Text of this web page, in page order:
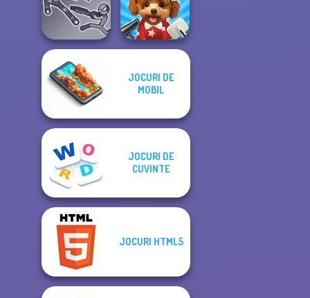
Sudoku Royal
OMG Word
Rainbow
Stick Duel: Battle
Hero
JOCURI DE
MOBIL
JOCURI DE
CUVINTE
JOCURI HTML5